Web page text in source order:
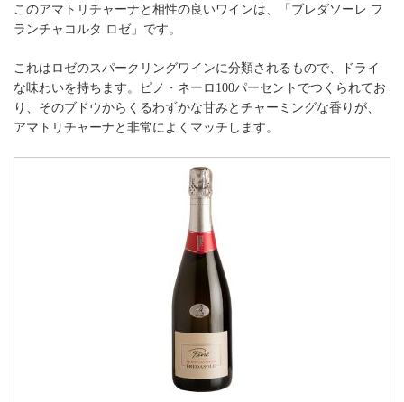
このアマトリチャーナと相性の良いワインは、「ブレダソーレ フ
ランチャコルタ ロゼ」です。
これはロゼのスパークリングワインに分類されるもので、ドライ
な味わいを持ちます。ピノ・ネーロ100パーセントでつくられてお
り、そのブドウからくるわずかな甘みとチャーミングな香りが、
アマトリチャーナと非常によくマッチします。